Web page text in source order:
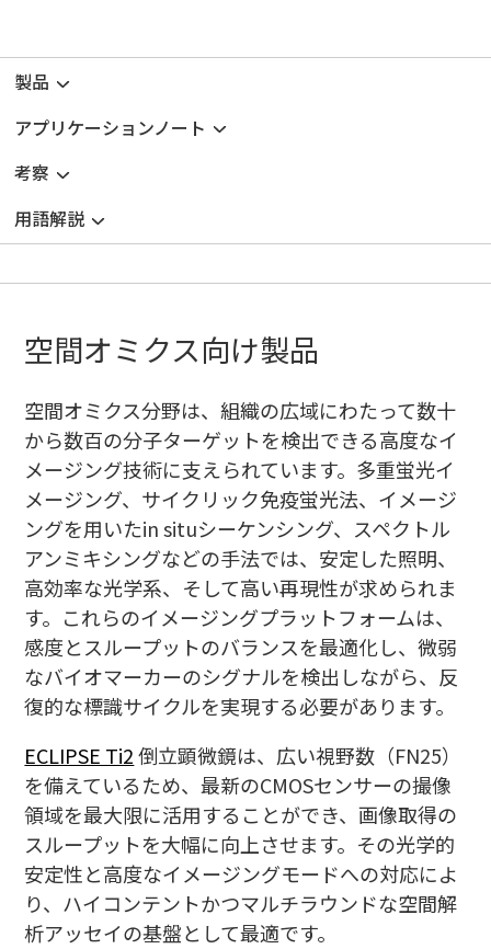
製品
アプリケーションノート
考察
用語解説
空間オミクス向け製品
空間オミクス分野は、組織の広域にわたって数十
から数百の分子ターゲットを検出できる高度なイ
メージング技術に支えられています。多重蛍光イ
メージング、サイクリック免疫蛍光法、イメージ
ングを用いたin situシーケンシング、スペクトル
アンミキシングなどの手法では、安定した照明、
高効率な光学系、そして高い再現性が求められま
す。これらのイメージングプラットフォームは、
感度とスループットのバランスを最適化し、微弱
なバイオマーカーのシグナルを検出しながら、反
復的な標識サイクルを実現する必要があります。
ECLIPSE Ti2倒立顕微鏡は、広い視野数（FN25）
を備えているため、最新のCMOSセンサーの撮像
領域を最大限に活用することができ、画像取得の
スループットを大幅に向上させます。その光学的
安定性と高度なイメージングモードへの対応によ
り、ハイコンテントかつマルチラウンドな空間解
析アッセイの基盤として最適です。